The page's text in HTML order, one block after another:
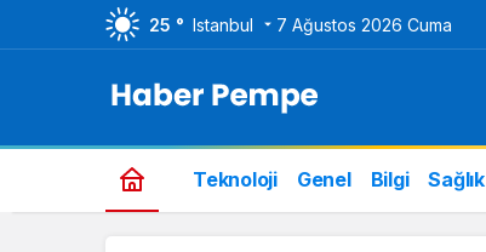
25 ° Istanbul 7 Ağustos 2026 Cuma
Teknoloji Genel Bilgi Sağlık